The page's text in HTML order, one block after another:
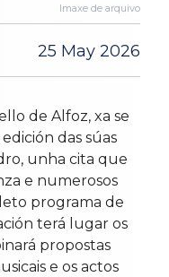
Imaxe de arquivo
25 May 2026
de Alfoz, xa se
das súas
unha cita que
e numerosos
programa de
terá lugar os
propostas
e os actos